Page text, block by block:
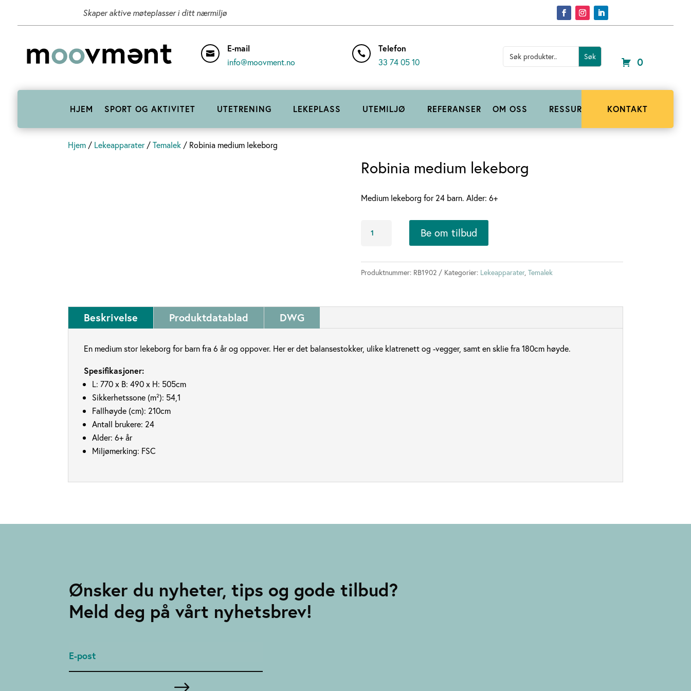
Skaper aktive møteplasser i ditt nærmiljø

E-mail
info@moovment.no

Telefon
33 74 05 10
Search
for: 0
HJEM SPORT OG AKTIVITET UTETRENING LEKEPLASS UTEMILJØ REFERANSER OM OSS RESSURSER KONTAKT
Hjem / Lekeapparater/Temalek / Robinia medium lekeborg
Robinia medium lekeborg
Medium lekeborg for 24 barn. Alder: 6+
antall
Be om tilbud
Produktnummer: RB1902 Kategorier: Lekeapparater, Temalek
Beskrivelse Produktdatablad DWG
En medium stor lekeborg for barn fra 6 år og oppover. Her er det balansestokker, ulike klatrenett og -vegger, samt en sklie fra 180cm høyde.
Spesifikasjoner:
L: 770 x B: 490 x H: 505cm
Sikkerhetssone (m²): 54,1
Fallhøyde (cm): 210cm
Antall brukere: 24
Alder: 6+ år
Miljømerking: FSC
Ønsker du nyheter, tips og gode tilbud?
Meld deg på vårt nyhetsbrev!